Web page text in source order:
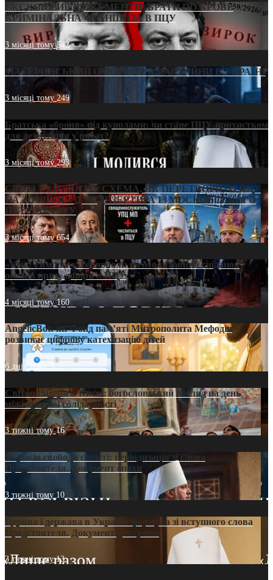
ЕКСКЛЮЗИВ (ДОКУМЕНТИ)/БРАТИ ПО КРОВІ:
КРИМІНАЛЬНА ФРАНШИЗА В ПЦУ
3 місяці тому542
МАТЕРИНСЬКИЙ ОМОРФОР В ЧАС ВІЙНИ В УКРАЇНІ
3 місяці тому249
Братська «броня» під куполами: чи стане ПЦУ прихистком
для дезертирів у рясах?
3 місяці тому293
СВЯТІ УХИЛЯНТИ: СХЕМА, ЯК ПЕРЕТВОРИТИ ПЦУ
НА «ОФШОР» ДЛЯ ДЕЗЕРТИРА ІЗ МОСКОВСЬКОГО
ПАТРІАРХАТУ
3 місяці тому654
«Кейс Тихона» у Тернополі: як Молитовний сніданок
оголив кризу довіри в ПЦУ
4 місяці тому160
AngelicBot: як Фонд пам’яті Митрополита Мефодія
розвиває цифрову катехизацію дітей
6 днів тому9
Світові лідери в Києві: богословський погляд на день
міжнародної солідарності
3 тижні тому16
35 років свободи совісті: періодизація зі слова
Предстоятеля. Документ епохи
3 тижні тому 10
Церква і держава в Україні: формула зі вступного слова
Предстоятеля. Документ доктрини
3 тижні тому13